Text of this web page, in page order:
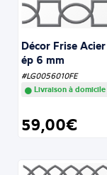
Décor Frise
ép 6 mm
#LG0056010FE
Livraison à domicile
59,00€